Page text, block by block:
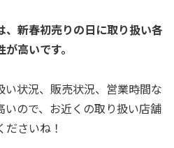
、新春初売りの日に取り扱い各
高いです。
い状況、販売状況、営業時間な
いので、お近くの取り扱い店舗
さいね！